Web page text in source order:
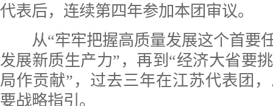
代表后，连续第四年参加本团审议。
从“牢牢把握高质量发展这个首要
发展新质生产力”，再到“经济大省要
局作贡献”，过去三年在江苏代表团
要战略指引。